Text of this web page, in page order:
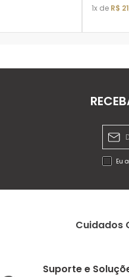
1 de R$ 21
Eu
Cuidados
Suporte e